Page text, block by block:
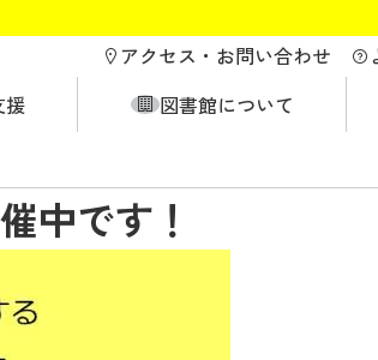
アクセス・ お問い合わせ
援 図書館について
中です！